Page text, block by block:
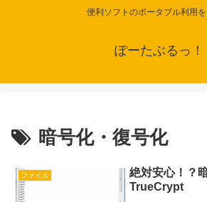
便利ソフトのポータブル利用
ぽーたぶるっ！
暗号化・復号化
ファイル
絶対安心！？
TrueCrypt